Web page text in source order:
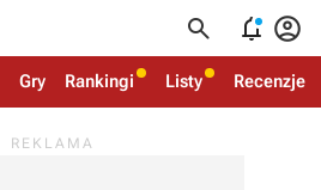
  
Gry Rankingi Listy Recenzje